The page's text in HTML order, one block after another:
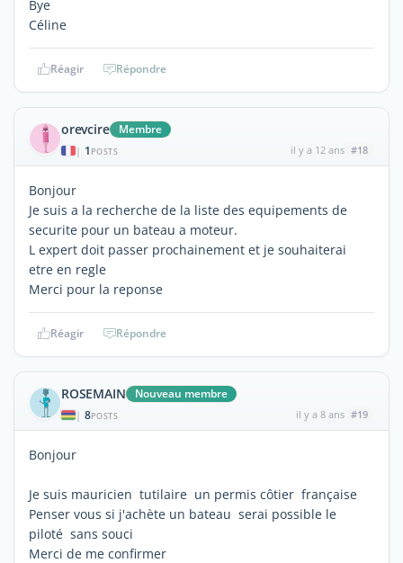
Bye
Céline
Réagir Répondre
orevcire Membre
| 1 POSTS il y a 12 ans #18
Bonjour
Je suis a la recherche de la liste des equipements de
securite pour un bateau a moteur.
L expert doit passer prochainement et je souhaiterai
etre en regle
Merci pour la reponse
Réagir Répondre
ROSEMAIN Nouveau membre
| 8POSTS il y a 8 ans #19
Bonjour
Je suis mauricien tutilaire un permis côtier française
Penser vous si j'achète un bateau serai possible le
piloté sans souci
Merci de me confirmer